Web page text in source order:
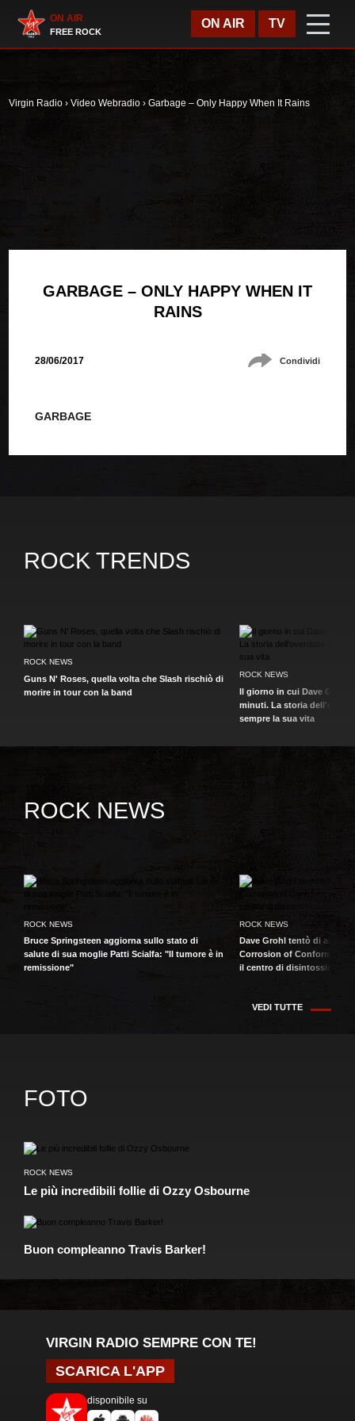
Virgin Radio
ON AIR
FREE ROCK
ON AIR TV
Virgin Radio › Video Webradio › Garbage – Only Happy When It Rains
GARBAGE – ONLY HAPPY WHEN IT
RAINS
28/06/2017 Condividi
GARBAGE
ROCK TRENDS
ROCK NEWS
Guns N' Roses, quella volta che Slash rischiò di
morire in tour con la band
ROCK NEWS
Il giorno in cui Dave
minuti. La storia
sempre la sua vita
ROCK NEWS
ROCK NEWS
Bruce Springsteen aggiorna sullo stato di
salute di sua moglie Patti Scialfa: "Il tumore è in
remissione"
ROCK NEWS
Dave Grohl tentò di aiutare
Corrosion of Conformity
il centro di
VEDI TUTTE
FOTO
ROCK NEWS
Le più incredibili follie di Ozzy Osbourne
Buon compleanno Travis Barker!
VIRGIN RADIO SEMPRE CON TE!
SCARICA L'APP
disponibile su